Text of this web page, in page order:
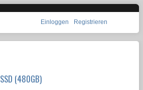
Einloggen Registrieren
(480GB)